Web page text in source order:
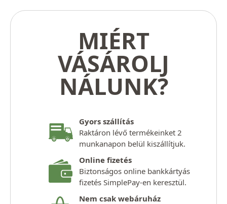
MIÉRT
VÁSÁROLJ
NÁLUNK?
Gyors szállítás
Raktáron lévő termékeinket 2
munkanapon belül kiszállítjuk.
Online fizetés
Biztonságos online bankkártyás
fizetés SimplePay-en keresztül.
Nem csak webáruház